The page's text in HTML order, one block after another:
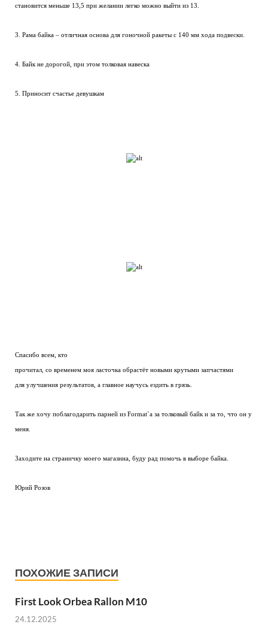
становится меньше 13,5 при желании легко можно выйти из 13.
3. Рама байка – отличная основа для гоночной ракеты с 140 мм хода подвески.
4. Байк не дорогой, при этом толковая навеска
5. Приносит счастье девушкам
Спасибо всем, кто
прочитал, со временем моя ласточка обрастёт новыми крутыми запчастями
для улучшения результатов, а главное научусь ездить в грязь.
Так же хочу поблагодарить парней из Format`a за толковый байк и за то, что он у
меня.
Заходите на страничку моего магазина, буду рад помочь в выборе байка.
Юрий Розов
ПОХОЖИЕ ЗАПИСИ
First Look Orbea Rallon M10
24.12.2025